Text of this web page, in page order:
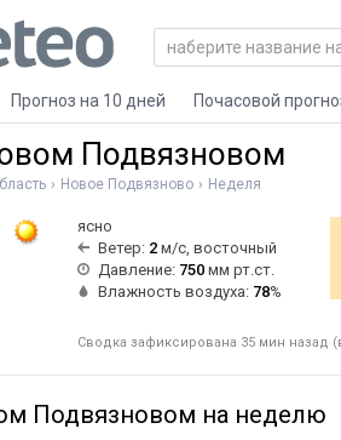
Прогноз на 10 дней Почасовой
Подвязновом
Новое Подвязново Неделя
ясно
Ветер: 2 м/с, восточный
Давление: 750 мм рт.ст.
Влажность воздуха: 78%
Сводка зафиксирована 35 мин назад
Подвязновом на неделю